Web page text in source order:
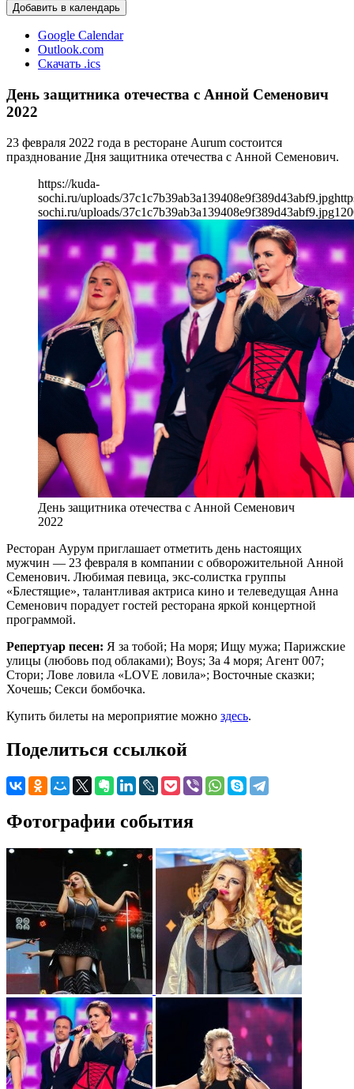
Добавить в календарь
Google Calendar
Outlook.com
Скачать .ics
День защитника отечества с Анной Семенович
2022
23 февраля 2022 года в ресторане Aurum состоится
празднование Дня защитника отечества с Анной Семенович.
https://kuda-
sochi.ru/uploads/37c1c7b39ab3a139408e9f389d43abf9.jpg
sochi.ru/uploads/37c1c7b39ab3a139408e9f389d43abf9.jpg
День защитника отечества с Анной Семенович
2022
Ресторан Аурум приглашает отметить день настоящих
мужчин — 23 февраля в компании с обворожительной Анной
Семенович. Любимая певица, экс-солистка группы
«Блестящие», талантливая актриса кино и телеведущая Анна
Семенович порадует гостей ресторана яркой концертной
программой.
Репертуар песен: Я за тобой; На моря; Ищу мужа; Парижские
улицы (любовь под облаками); Boys; За 4 моря; Агент 007;
Стори; Лове ловила «LOVE ловила»; Восточные сказки;
Хочешь; Секси бомбочка.
Купить билеты на мероприятие можно здесь.
Поделиться ссылкой
Фотографии события